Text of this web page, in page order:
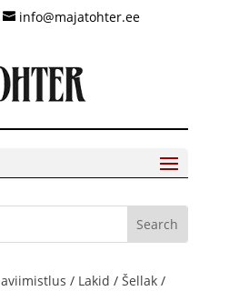
info@majatohter.ee
/ Lakid / Šellak/